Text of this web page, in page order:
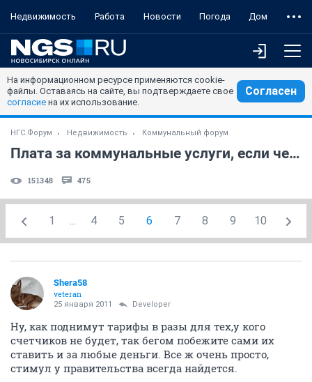
Недвижимость Работа Новости Погода Дом
На информационном ресурсе применяются cookie-
файлы. Оставаясь на сайте, вы подтверждаете свое
согласие на их использование.
Согласен
НГС.Форум Недвижимость Коммунальный форум
Плата за коммунальные услуги, если человек в квартире не прописан
151348 475
1 ... 4 5 6 7 8 9 10
Shera58
veteran
25 января 2011 Developer
Ну, как поднимут тарифы в разы для тех,у кого
счетчиков не будет, так бегом побежите сами их
ставить и за любые деньги. Все ж очень просто,
стимул у правительства всегда найдется.